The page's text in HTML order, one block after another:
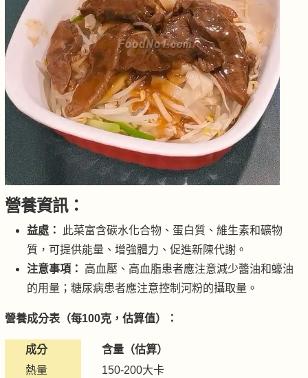
營養資訊：
益處：
此菜富含碳水化合物、蛋白質、維生素和礦物
質，可提供能量、增強體力、促進新陳代謝。
注意事項：
高血壓、高血脂患者應注意減少醬油和蠔油
的用量；糖尿病患者應注意控制河粉的攝取量。
營養成分表（每100克，估算值）：
成分
含量（估算）
熱量
150-200大卡